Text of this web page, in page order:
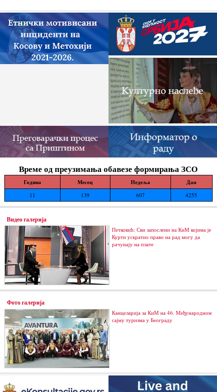
нелегалних грађевинских...
Време од преузимања обавезе формирања ЗСО
Година Месец Недеља Дан
11 139 607 4255
Видео галерија
Петковић: Сви запослени на КиМ којима је
Курти ускратио право на рад могу да
рачунају на плате
Фото галерија
Канцеларија за КиМ на 46. Међународном
сајму туризма у Београду